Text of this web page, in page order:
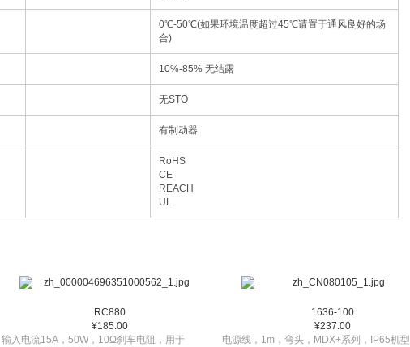
0℃-50℃(如果环境温度超过45℃请置于通风良好的场
合)
10%-85% 无结露
无STO
有制动器
RoHS
CE
REACH
UL
RC880
¥185.00
输入电流15A，50W，10Ω刹车电阻，用于
1636-100
¥237.00
电源线，1m，弯头，MDX+系列，IP65机型